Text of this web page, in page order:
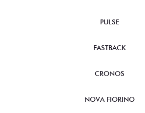
PULSE
FASTBACK
CRONOS
NOVA FIORINO